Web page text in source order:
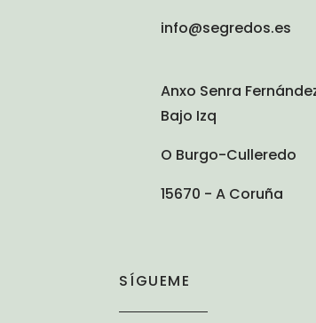
info@segredos.es
Anxo Senra
Bajo Izq
O Burgo-Culleredo
15670 - A Coruña
SÍGUEME